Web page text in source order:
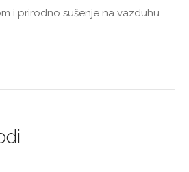
i prirodno sušenje na vazduhu..